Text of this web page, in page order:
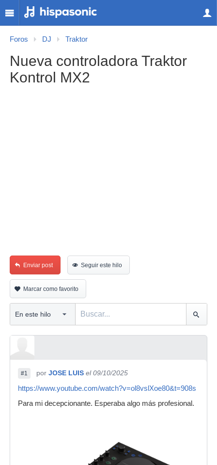
Foros DJ Traktor
Nueva controladora Traktor
Kontrol MX2
Enviar post Seguir este hilo
Marcar como favorito
#1 por JOSE LUIS el 09/10/2025
https://www.youtube.com/watch?v=ol8vslXoe80&t=908s
Para mi decepcionante. Esperaba algo más profesional.